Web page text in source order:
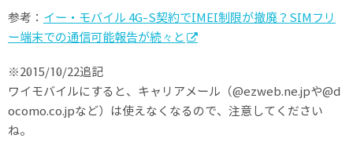
参考： イー・モバイル 4G-S契約でIMEI制限が撤廃？SIMフリ
ー端末での通信可能報告が続々と
※2015/10/22追記
ワイモバイルにすると、キャリアメール（@ezweb.ne.jpや@d
ocomo.co.jpなど）は使えなくなるので、注意してください
ね。